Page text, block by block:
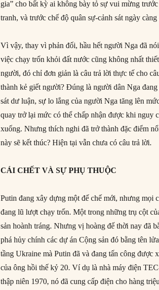
gia” cho bất kỳ ai không bày tỏ sự vui mừng
tranh, và trước chế độ quân sự-cảnh sát ngày
Vì vậy, thay vì phản đối, hầu hết người Nga đã
việc chạy trốn khỏi đất nước cũng không nhất
người, đó chỉ đơn giản là câu trả lời thực tế cho
thành kẻ giết người? Đúng là người dân Nga
sát dư luận, sự lo lắng của người Nga tăng lên
quay trở lại mức có thể chấp nhận được khi nguy
xuống. Nhưng thích nghi đã trở thành đặc điểm
này sẽ kết thúc? Hiện tại vẫn chưa có câu trả lời.
CÁI CHẾT VÀ SỰ PHỤ THUỘC
Putin đang xây dựng một đế chế mới, nhưng mọi
đang lũ lượt chạy trốn. Một trong những trụ cột
sản hoành tráng. Nhưng vị hoàng đế thời nay đã
phá hủy chính các dự án Cộng sản đó bằng tên
tầng Ukraine mà Putin đã và đang tấn công
của ông hồi thế kỷ 20. Ví dụ là nhà máy điện
thập niên 1970, nó đã cung cấp điện cho hàng